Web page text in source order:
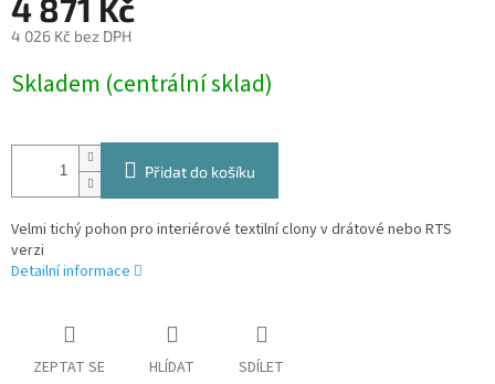
4 871 Kč
4 026 Kč bez DPH
cena:
Skladem (centrální sklad)
Přidat do košíku
Velmi tichý pohon pro interiérové textilní clony v drátové nebo RTS
verzi
Detailní informace
ZEPTAT SE HLÍDAT SDÍLET